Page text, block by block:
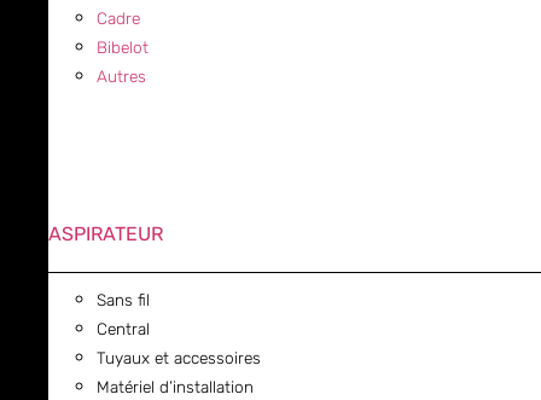
Cadre
Bibelot
Autres
ASPIRATEUR
Sans fil
Central
Tuyaux et accessoires
Matériel d’installation